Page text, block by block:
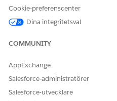
dataströmmar.
Konfigurera Identitetslösning.
Cookie-preferenscenter
Dina integritetsval
COMMUNITY
AppExchange
Salesforce-administratörer
Salesforce-utvecklare